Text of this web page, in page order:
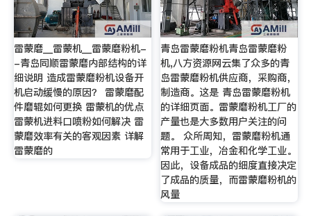
雷蒙磨__雷蒙机__雷蒙磨粉机-
-青岛同顺雷蒙磨内部结构的详
细说明 造成雷蒙磨粉机设备开
机启动缓慢的原因？ 雷蒙磨配
件磨辊如何更换 雷蒙机的优点
雷蒙机进料口喷粉如何解决 雷
蒙磨效率有关的客观因素 详解
雷蒙磨的
青岛雷蒙磨粉机青岛雷蒙磨粉
机,八方资源网云集了众多的青
岛雷蒙磨粉机供应商，采购商，
制造商。这是 青岛雷蒙磨粉机
的详细页面。雷蒙磨粉机工厂的
产量也是大多数用户关注的问
题。 众所周知，雷蒙磨粉机通
常用于工业，冶金和化学工业。
因此，设备成品的细度直接决定
了成品的质量，而雷蒙磨粉机的
风量